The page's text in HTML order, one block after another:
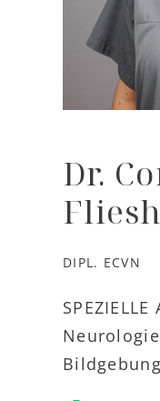
Dr.
DIPL. ECVN
SPEZIELLE
Neurologie